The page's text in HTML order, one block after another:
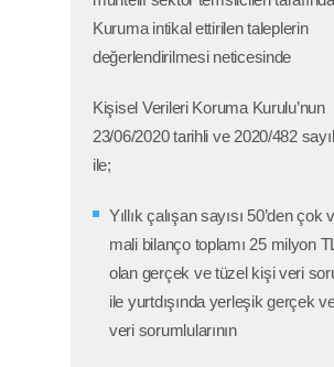
Kuruma intikal ettirilen taleplerin
değerlendirilmesi neticesinde
Kişisel Verileri Koruma Kurulu’nun
23/06/2020 tarihli ve 2020/482
ile;
Yıllık çalışan sayısı 50’den çok
mali bilanço toplamı 25 milyon
olan gerçek ve tüzel kişi veri
ile yurtdışında yerleşik gerçek
veri sorumlularının